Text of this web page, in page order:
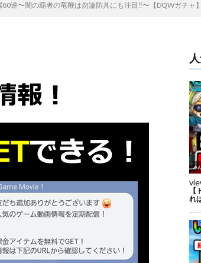
連〜闇の覇者の竜鞭は勿論防具にも注目‼︎〜【DQWガチャ】